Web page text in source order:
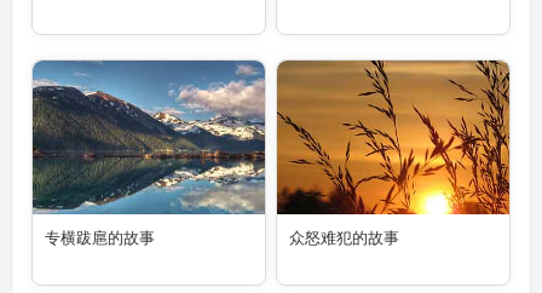
专横跋扈的故事 众怒难犯的故事